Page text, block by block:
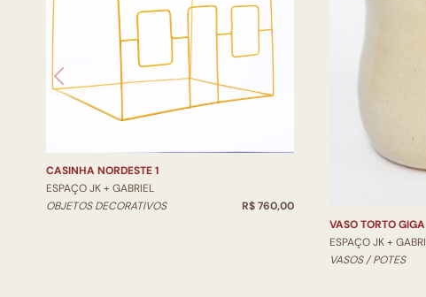
CASINHA NORDESTE 1
ESPAÇO JK + GABRIEL
OBJETOS DECORATIVOS
R$ 760,00
VASO TORTO GIGA
ESPAÇO JK +
VASOS / POTES